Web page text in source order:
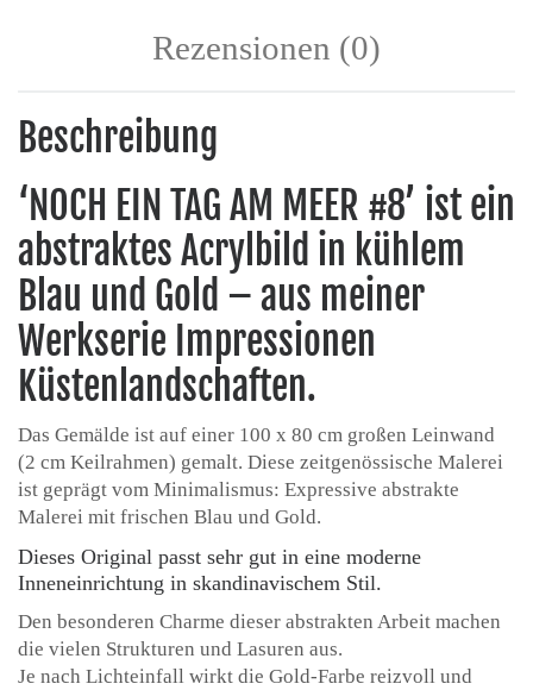
Rezensionen (0)
Beschreibung
‘NOCH EIN TAG AM MEER #8’ ist ein
abstraktes Acrylbild in kühlem
Blau und Gold – aus meiner
Werkserie Impressionen
Küstenlandschaften.
Das Gemälde ist auf einer 100 x 80 cm großen Leinwand
(2 cm Keilrahmen) gemalt. Diese zeitgenössische Malerei
ist geprägt vom Minimalismus: Expressive abstrakte
Malerei mit frischen Blau und Gold.
Dieses Original passt sehr gut in eine moderne
Inneneinrichtung in skandinavischem Stil.
Den besonderen Charme dieser abstrakten Arbeit machen
die vielen Strukturen und Lasuren aus.
Je nach Lichteinfall wirkt die Gold-Farbe reizvoll und